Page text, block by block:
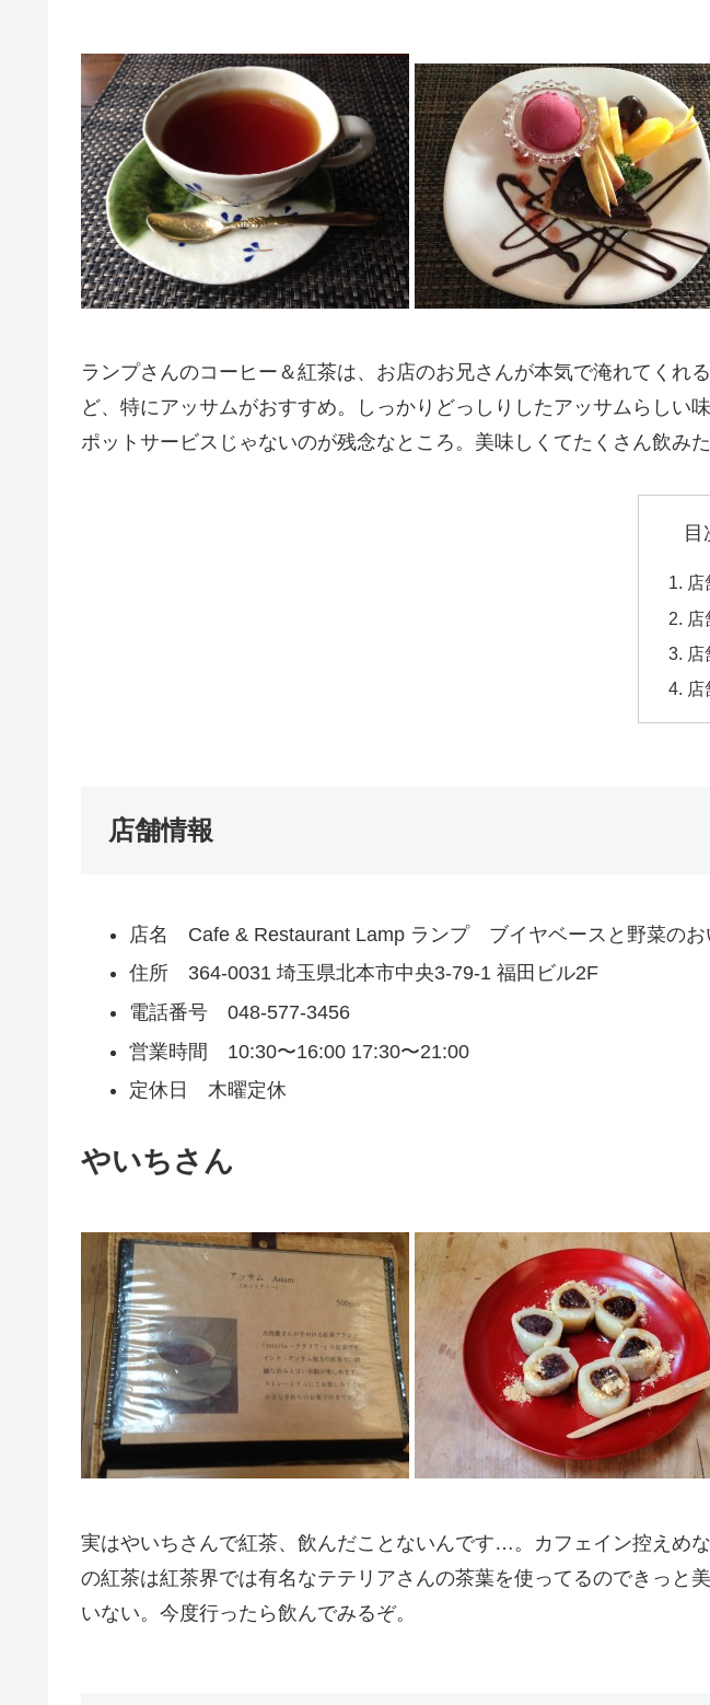
ランプさんのコーヒー＆紅茶は、お店のお兄さんが本気で淹れてく
ど、特にアッサムがおすすめ。しっかりどっしりしたアッサムらしい
ポットサービスじゃないのが残念なところ。美味しくてたくさん飲み
目
店
店
店
店
店舗情報
店名 Cafe & Restaurant Lamp ランプ ブイヤベースと野菜のお
住所 364-0031 埼玉県北本市中央3-79-1 福田ビル2F
電話番号 048-577-3456
営業時間 10:30〜16:00 17:30〜21:00
定休日 木曜定休
やいちさん
実はやいちさんで紅茶、飲んだことないんです…。カフェイン控えめ
の紅茶は紅茶界では有名なテテリアさんの茶葉を使ってるのできっと
いない。今度行ったら飲んでみるぞ。